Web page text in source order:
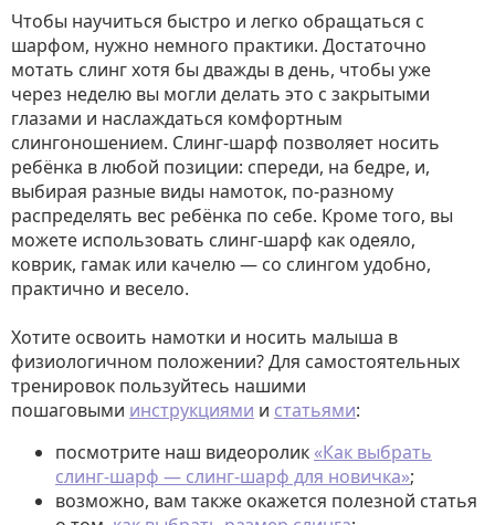
Чтобы научиться быстро и легко обращаться с
шарфом, нужно немного практики. Достаточно
мотать слинг хотя бы дважды в день, чтобы уже
через неделю вы могли делать это с закрытыми
глазами и наслаждаться комфортным
слингоношением. Слинг-шарф позволяет носить
ребёнка в любой позиции: спереди, на бедре, и,
выбирая разные виды намоток, по-разному
распределять вес ребёнка по себе. Кроме того, вы
можете использовать слинг-шарф как одеяло,
коврик, гамак или качелю — со слингом удобно,
практично и весело.
Хотите освоить намотки и носить малыша в
физиологичном положении? Для самостоятельных
тренировок пользуйтесь нашими
пошаговыми инструкциями и статьями:
посмотрите наш видеоролик «Как выбрать
слинг-шарф — слинг-шарф для новичка»;
возможно, вам также окажется полезной статья